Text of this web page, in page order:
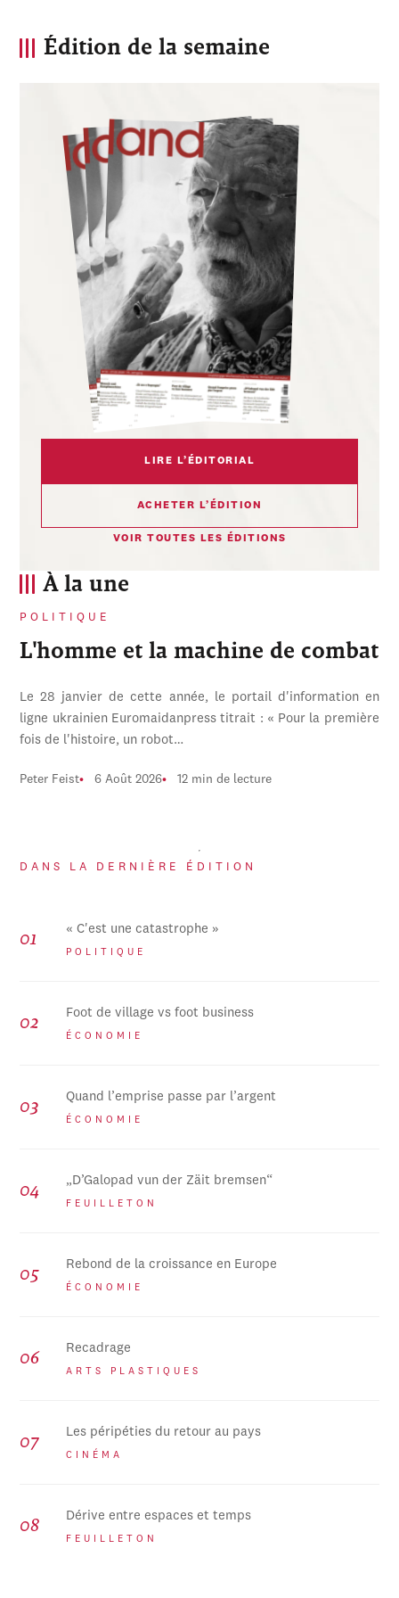
À la une
POLITIQUE
L'homme et la machine de combat
Le 28 janvier de cette année, le portail d'information en
ligne ukrainien Euromaidanpress titrait : « Pour la première
fois de l'histoire, un robot…
Peter Feist 6 Août 2026 12 min de lecture
DANS LA DERNIÈRE ÉDITION
« C'est une catastrophe »
POLITIQUE
Foot de village vs foot business
ÉCONOMIE
Quand l’emprise passe par l’argent
ÉCONOMIE
„D’Galopad vun der Zäit bremsen“
FEUILLETON
Rebond de la croissance en Europe
ÉCONOMIE
Recadrage
ARTS PLASTIQUES
Les péripéties du retour au pays
CINÉMA
Dérive entre espaces et temps
FEUILLETON
Édition de la semaine
LIRE L’ÉDITORIAL
ACHETER L’ÉDITION
VOIR TOUTES LES ÉDITIONS